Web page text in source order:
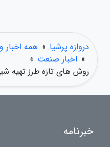
دروازه پرشیا » همه اخبار
» اخبار صنعت »
روش های تازه طرز تهیه
خبرنامه